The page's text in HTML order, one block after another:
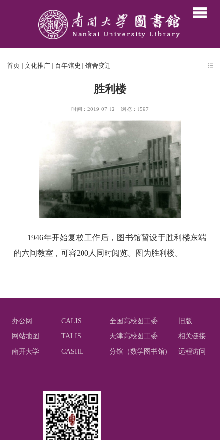
首页 文化推广 百年馆史 馆舍变迁
胜利楼
时间：2019-07-12 浏览： 1597
1946年开始复校工作后，图书馆暂设于胜利楼东端
的六间教室，可容200 人同时阅览。图为胜利楼。
办公网 CALIS 全国高校图工委 旧版
网站地图 TALIS 天津高校图工委 相关链接
南开大学 CASHL 分馆（数学图书馆） 远程访问